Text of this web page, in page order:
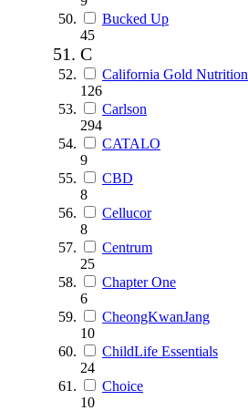
Bucked Up
45
C
California Gold Nutrition
126
Carlson
294
CATALO
9
CBD
8
Cellucor
8
Centrum
25
Chapter One
6
CheongKwanJang
10
ChildLife Essentials
24
Choice
10